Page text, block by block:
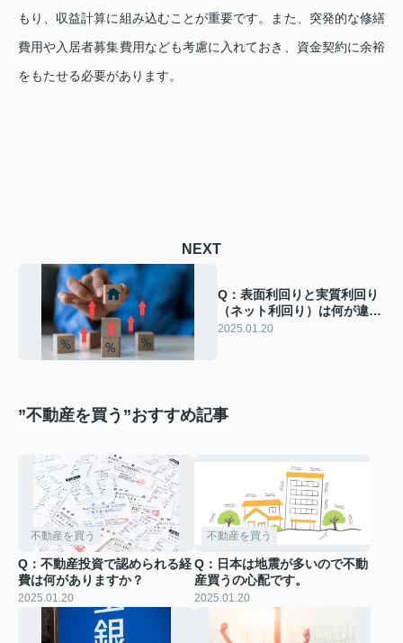
もり、収益計算に組み込むことが重要です。また、突発的な修繕
費用や入居者募集費用なども考慮に入れておき、 資金契約に余裕
をもたせる必要があります。
NEXT
Q：表面利回りと実質利回り
（ネット利回り）は何が違い
ますか？
2025.01.20
”不動産を買う”おすすめ記事
不動産を買う
Q：不動産投資で認められる経
費は何がありますか？
2025.01.20
不動産を買う
Q：日本は地震が多いので不動
産買うの心配です。
2025.01.20